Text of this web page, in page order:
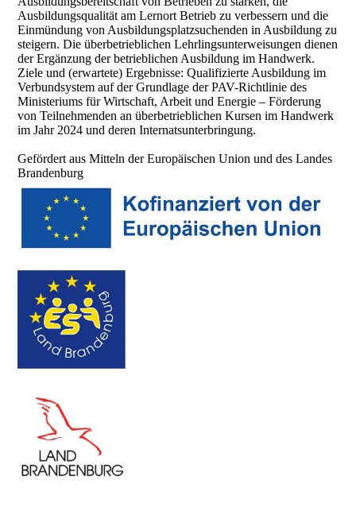
Ausbildungsqualität am Lernort Betrieb zu verbessern und die
Einmündung von Ausbildungsplatzsuchenden in Ausbildung zu
steigern. Die überbetrieblichen Lehrlingsunterweisungen dienen
der Ergänzung der betrieblichen Ausbildung im Handwerk.
Ziele und (erwartete) Ergebnisse: Qualifizierte Ausbildung im
Verbundsystem auf der Grundlage der PAV-Richtlinie des
Ministeriums für Wirtschaft, Arbeit und Energie – Förderung
von Teilnehmenden an überbetrieblichen Kursen im Handwerk
im Jahr 2024 und deren Internatsunterbringung.
Gefördert aus Mitteln der Europäischen Union und des Landes
Brandenburg